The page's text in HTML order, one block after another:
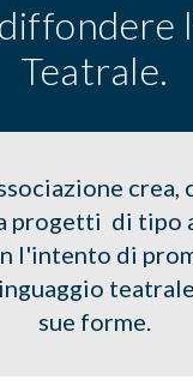
Teatrale.
crea,
progetti  di tipo
l'intento di
sue forme.